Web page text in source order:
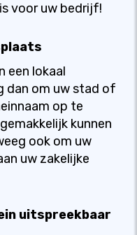
voor uw bedrijf!
een lokaal
dan om uw stad of
op te
kunnen
ook om uw
uw zakelijke
uitspreekbaar